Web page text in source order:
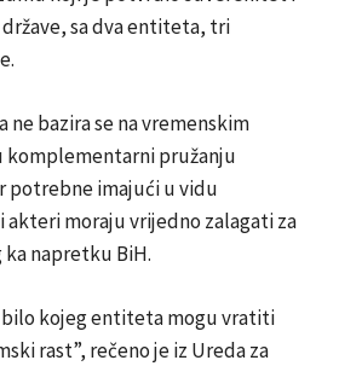
sa dva entiteta, tri
bazira se na vremenskim
komplementarni pružanju
potrebne imajući u vidu
akteri moraju vrijedno zalagati za
napretku BiH.
bilo kojeg entiteta mogu vratiti
rast”, rečeno je iz Ureda za